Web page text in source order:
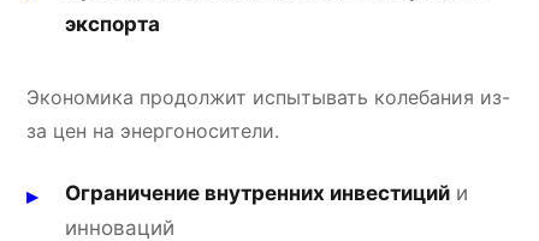
экспорта
Экономика продолжит испытывать колебания из-
за цен на энергоносители.
Ограничение внутренних инвестиций и
инноваций